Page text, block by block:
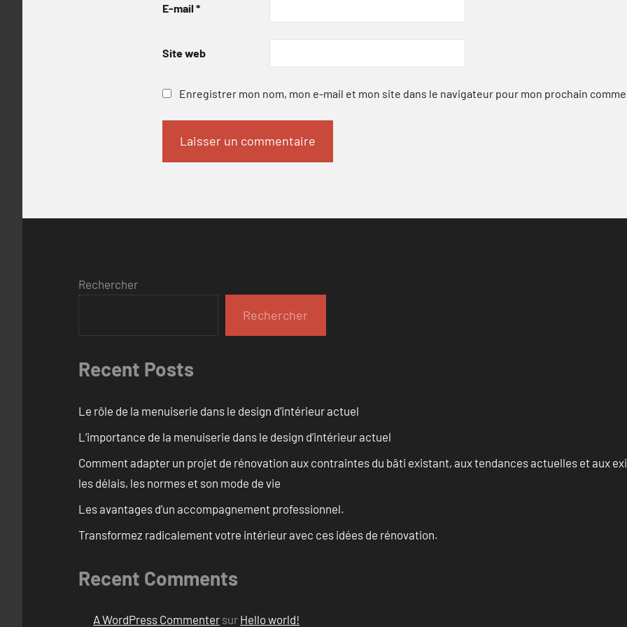
E-mail *
Site web
Enregistrer mon nom, mon e-mail et mon site dans le navigateur pour mon prochain
Rechercher
Rechercher
Recent Posts
Le rôle de la menuiserie dans le design d’intérieur actuel
L’importance de la menuiserie dans le design d’intérieur actuel
Comment adapter un projet de rénovation aux contraintes du bâti existant, aux tendances actuelles et aux
les délais, les normes et son mode de vie
Les avantages d’un accompagnement professionnel.
Transformez radicalement votre intérieur avec ces idées de rénovation.
Recent Comments
A WordPress Commenter sur Hello world!